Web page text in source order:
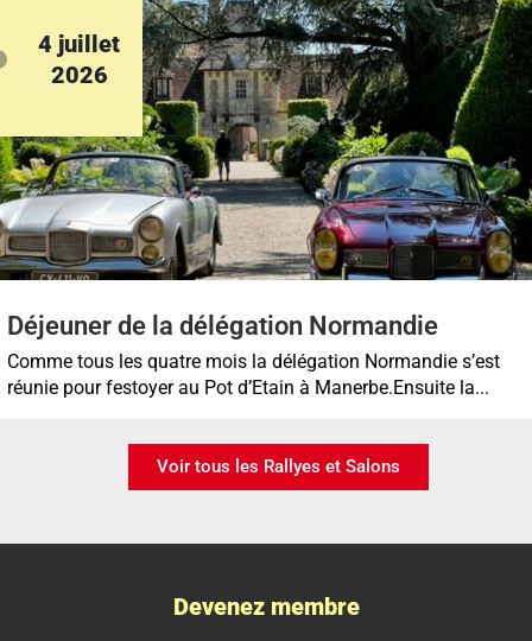
Déjeuner de la délégation Normandie
4 juillet
2026
Comme tous les quatre mois la délégation Normandie s’est
réunie pour festoyer au Pot d’Etain à Manerbe.Ensuite la...
Voir tous les Rallyes et Salons
Devenez membre